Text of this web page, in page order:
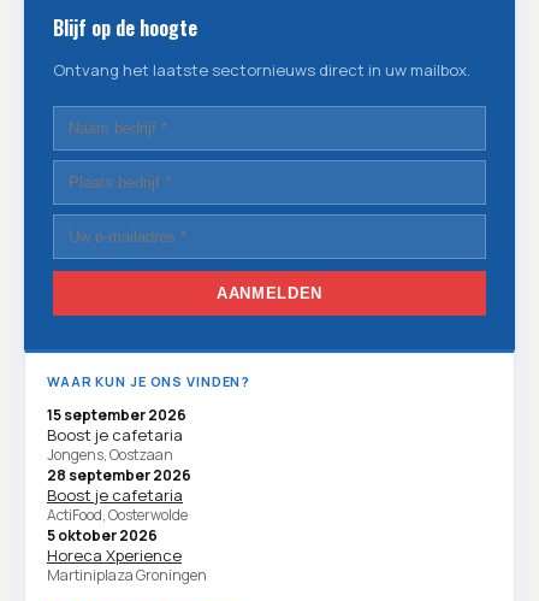
Blijf op de hoogte
Ontvang het laatste sectornieuws direct in uw mailbox.
AANMELDEN
WAAR KUN JE ONS VINDEN?
15 september 2026
Boost je cafetaria
Jongens, Oostzaan
28 september 2026
Boost je cafetaria
ActiFood, Oosterwolde
5 oktober 2026
Horeca Xperience
Martiniplaza Groningen